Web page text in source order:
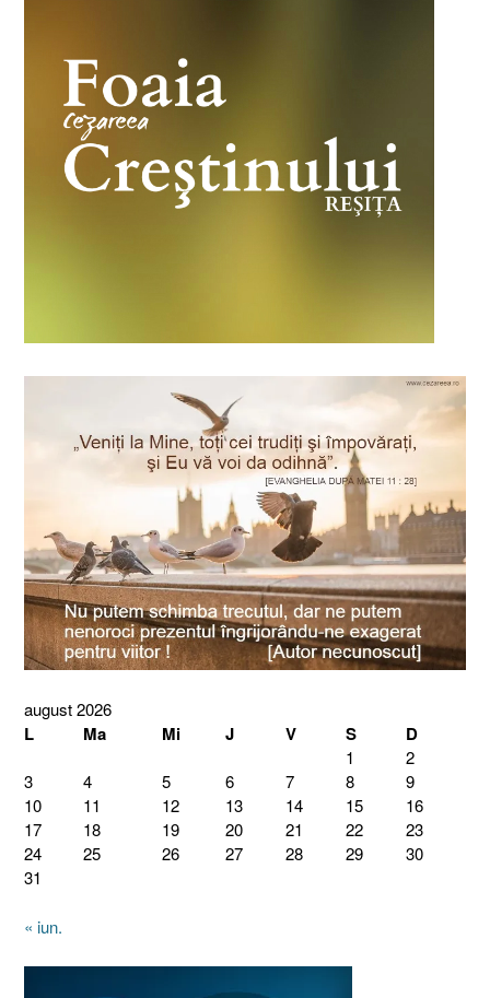
august 2026
L Ma Mi J V S D
1
2
3
4 5 6 7 8
9
10
11 12 13 14 15
16
17
18 19 20 21 22
23
24
25 26 27 28 29
30
31
« iun.